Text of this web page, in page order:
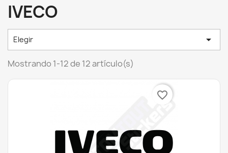
IVECO
Elegir 
Mostrando 1-12 de 12 artículo(s)
favorite_border